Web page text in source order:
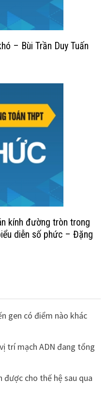
– Bùi Trần Duy Tuấn
kính đường tròn trong
diễn số phức – Đặng
gen có điểm nào khác
trí mạch ADN đang tổng
cho thế hệ sau qua